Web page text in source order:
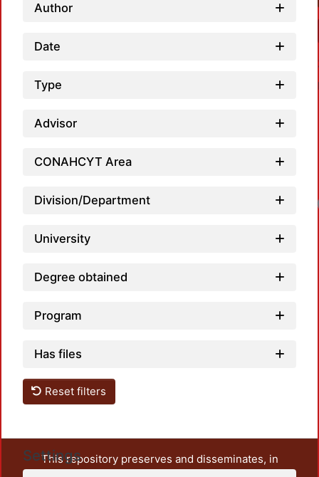
Author
Date
Type
Advisor
CONAHCYT Area
Division/Department
University
Degree obtained
Program
Has files
Reset filters
Settings
This repository preserves and disseminates, in